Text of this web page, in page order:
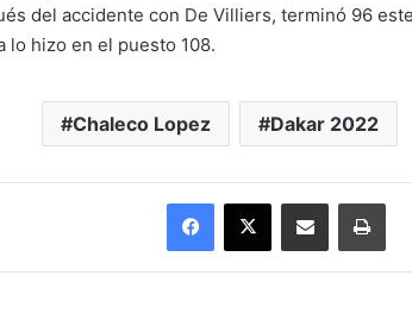
del accidente con De Villiers, terminó 96
lo hizo en el puesto 108.
Chaleco Lopez Dakar 2022
Facebook
X Enviar vía email